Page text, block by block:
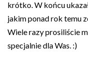
krótko. W końcu
jakim ponad rok temu
Wiele razy prosiliście
specjalnie dla Was. :)